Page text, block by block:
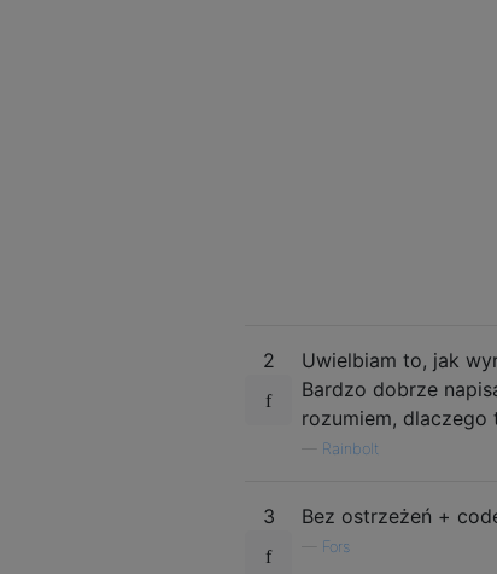
2
Uwielbiam to, jak
Bardzo dobrze
rozumiem, dlaczego
Rainbolt
3 Bez ostrzeżeń +
Fors